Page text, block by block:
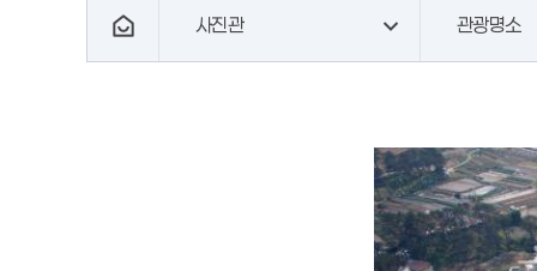
사진관 관광명소